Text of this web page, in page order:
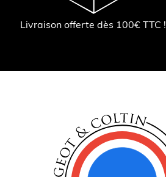
Livraison offerte dès 100€ TTC !